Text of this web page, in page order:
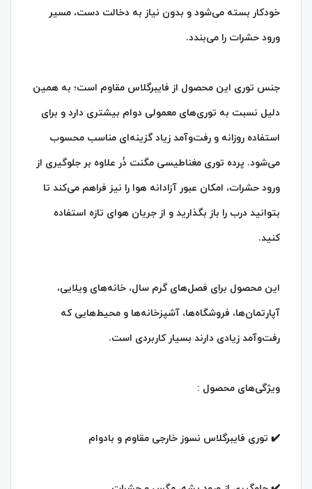
خودکار بسته می‌شود و بدون نیاز به دخالت دست، مسیر
ورود حشرات را می‌بندد.
جنس توری این محصول از فایبرگلاس مقاوم است؛ به همین
دلیل نسبت به توری‌های معمولی دوام بیشتری دارد و برای
استفاده روزانه و رفت‌وآمد زیاد گزینه‌ای مناسب محسوب
می‌شود. پرده توری مغناطیسی مگنت دُر علاوه بر جلوگیری از
ورود حشرات، امکان عبور آزادانه هوا را نیز فراهم می‌کند تا
بتوانید درب را باز بگذارید و از جریان هوای تازه استفاده
کنید.
این محصول برای فصل‌های گرم سال، خانه‌های ویلایی،
آپارتمان‌ها، فروشگاه‌ها، آشپزخانه‌ها و محیط‌هایی که
رفت‌وآمد زیادی دارند بسیار کاربردی است.
ویژگی‌های محصول :
✔️ توری فایبرگلاس نسوز خارجی مقاوم و بادوام